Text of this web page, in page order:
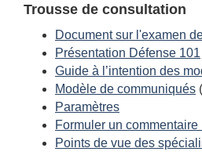
Trousse de consultation
Document sur l'examen
Présentation Défense 101
Guide à l’intention des
Modèle de communiqués
Paramètres
Formuler un
Points de vue des